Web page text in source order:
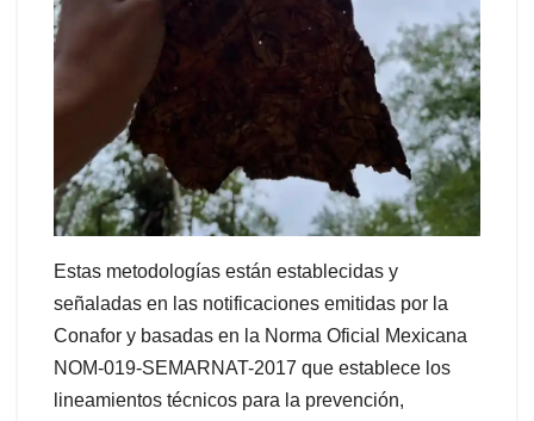
Estas metodologías están establecidas y
señaladas en las notificaciones emitidas por la
Conafor y basadas en la Norma Oficial Mexicana
NOM-019-SEMARNAT-2017 que establece los
lineamientos técnicos para la prevención,